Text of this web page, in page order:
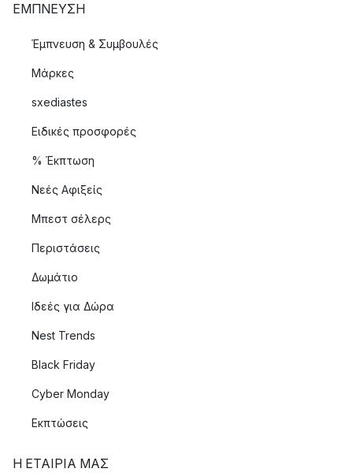
ΈΜΠΝΕΥΣΗ
Έμπνευση & Συμβουλές
Μάρκες
sxediastes
Ειδικές προσφορές
% Έκπτωση
Νεές Αφιξείς
Μπεστ σέλερς
Περιστάσεις
Δωμάτιο
Ιδεές για Δώρα
Nest Trends
Black Friday
Cyber Monday
Εκπτώσεις
Η ΕΤΑΊΡΙΑ ΜΑΣ